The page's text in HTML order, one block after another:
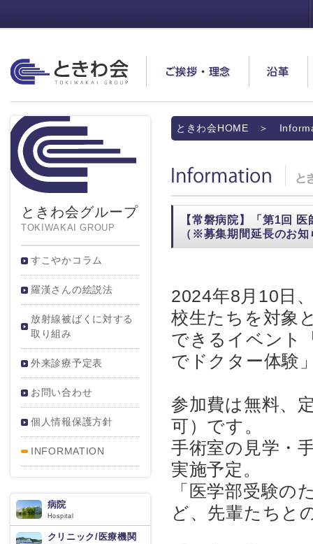
ご挨拶・理念 沿革
ときわ会HOME ＞
Information
【常磐病院】「第1回
（※募集期間延長のお知
2024年8月10日
校生たちを対象
できるイベント
でドクター体験
参加費は無料、
可）です。
手術室の見学・
実施予定。
「医学部受験の
ど、先輩たちと
ときわ会グループ
TOKIWAKAI GROUP
すこやかコラム
羅漢さんの絵説法
放射線被ばくに対する
取り組み
外来診療予定表
お問い合わせ
個人情報保護方針
INFORMATION
病院
Hospital
クリニック/医療機関